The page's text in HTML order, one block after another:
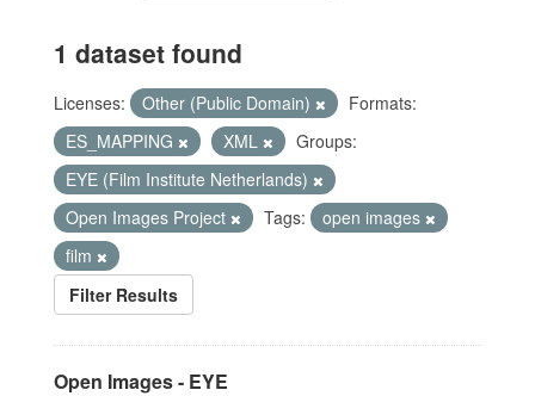
1 dataset found
Licenses: Other (Public Domain)
Formats:
ES_MAPPING
XML
Groups:
EYE (Film Institute Netherlands)
Open Images Project
Tags:
open images
film
Filter Results
Open Images - EYE